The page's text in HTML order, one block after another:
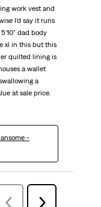
work vest and
I'd say it runs
dad body
xl in this but this
quilted lining is
a wallet
a
at sale price.
-
PrécédentavisSuivant